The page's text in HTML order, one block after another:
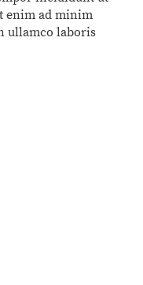
enim ad minim
ullamco laboris